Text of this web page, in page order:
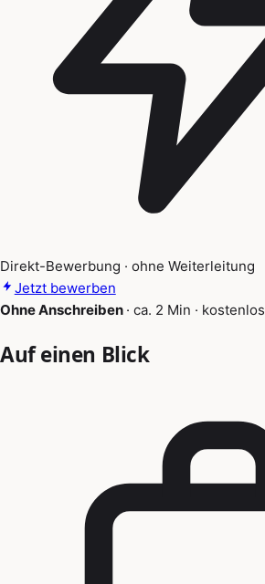
Direkt-Bewerbung · ohne Weiterleitung
Jetzt bewerben
Ohne Anschreiben · ca. 2 Min · kostenlos
Auf einen Blick